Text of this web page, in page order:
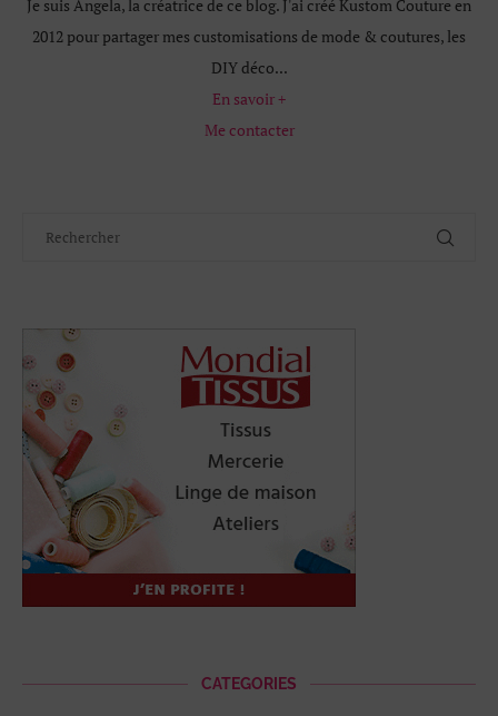
Je suis Angela, la créatrice de ce blog. J'ai créé Kustom Couture en
2012 pour partager mes customisations de mode & coutures, les
DIY déco...
En savoir +
Me contacter
CATEGORIES